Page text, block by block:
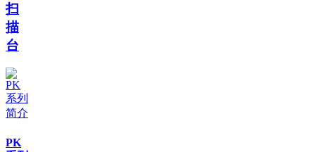
扫
描
台
PK